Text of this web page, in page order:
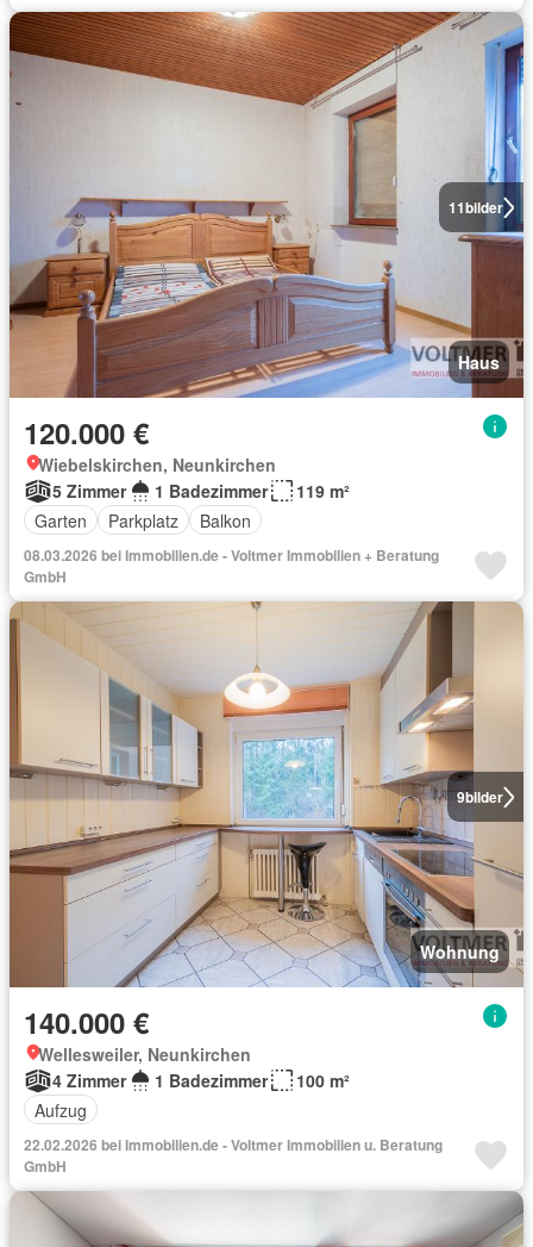
11bilder
Haus
120.000 €
Wiebelskirchen, Neunkirchen
5 Zimmer
1 Badezimmer
119 m²
Garten
Parkplatz Balkon
08.03.2026 bei Immobilien.de - Voltmer Immobilien + Beratung
GmbH
9bilder
Wohnung
140.000 €
Wellesweiler, Neunkirchen
4 Zimmer
1 Badezimmer
100 m²
Aufzug
22.02.2026 bei Immobilien.de - Voltmer Immobilien u. Beratung
GmbH